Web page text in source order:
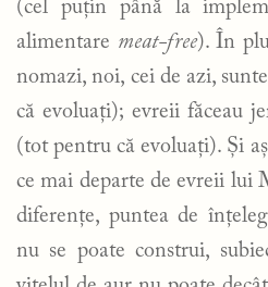
(cel puțin până la
alimentare meat-free). În
nomazi, noi, cei de azi,
că evoluați); evreii făceau
(tot pentru că evoluați). Și
ce mai departe de evreii lui
diferențe, puntea de
nu se poate construi,